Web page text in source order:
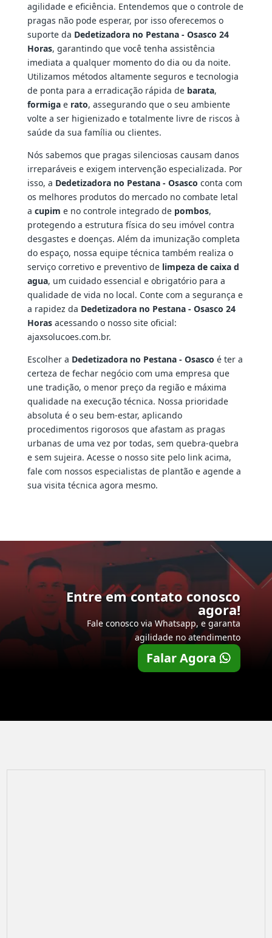
agilidade e eficiência. Entendemos que o controle de
pragas não pode esperar, por isso oferecemos o
suporte da Dedetizadora no Pestana - Osasco 24
Horas, garantindo que você tenha assistência
imediata a qualquer momento do dia ou da noite.
Utilizamos métodos altamente seguros e tecnologia
de ponta para a erradicação rápida de barata,
formigae rato, assegurando que o seu ambiente
volte a ser higienizado e totalmente livre de riscos à
saúde da sua família ou clientes.
Nós sabemos que pragas silenciosas causam danos
irreparáveis e exigem intervenção especializada. Por
isso, a Dedetizadora no Pestana - Osasco conta com
os melhores produtos do mercado no combate letal
a cupim e no controle integrado de pombos,
protegendo a estrutura física do seu imóvel contra
desgastes e doenças. Além da imunização completa
do espaço, nossa equipe técnica também realiza o
serviço corretivo e preventivo de limpeza de caixa d
agua, um cuidado essencial e obrigatório para a
qualidade de vida no local. Conte com a segurança e
a rapidez da Dedetizadora no Pestana - Osasco 24
Horasacessando o nosso site oficial:
ajaxsolucoes.com.br.
Escolher a Dedetizadora no Pestana - Osasco é ter a
certeza de fechar negócio com uma empresa que
une tradição, o menor preço da região e máxima
qualidade na execução técnica. Nossa prioridade
absoluta é o seu bem-estar, aplicando
procedimentos rigorosos que afastam as pragas
urbanas de uma vez por todas, sem quebra-quebra
e sem sujeira. Acesse o nosso site pelo link acima,
fale com nossos especialistas de plantão e agende a
sua visita técnica agora mesmo.
Entre em contato conosco
agora!
Fale conosco via Whatsapp, e garanta
agilidade no atendimento
Falar Agora